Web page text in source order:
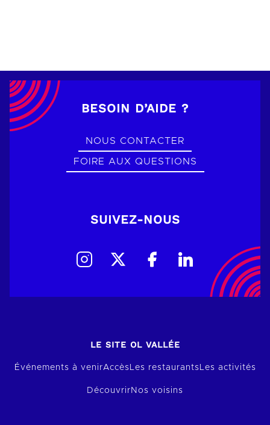
BESOIN D’AIDE ?
NOUS CONTACTER
FOIRE AUX QUESTIONS
SUIVEZ-NOUS
LE SITE OL VALLÉE
Événements à venirAccès Les restaurants Les activités
Découvrir Nos voisins